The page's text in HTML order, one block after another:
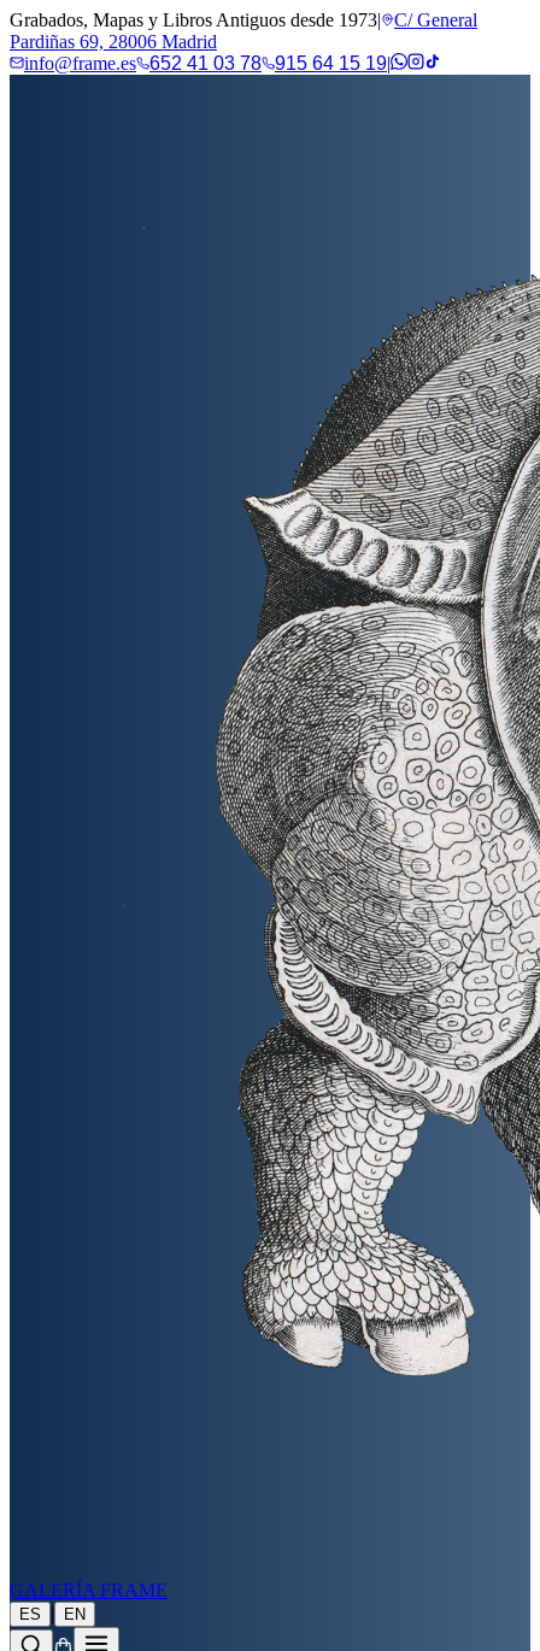
Grabados, Mapas y Libros Antiguos desde 1973|
C/ General
Pardiñas 69, 28006 Madrid
info@frame.es
652 41 03 78 915 64 15 19|
GALERÍA FRAME
ES | EN